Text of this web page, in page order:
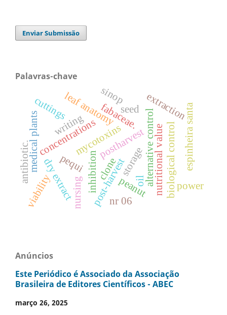
Enviar Submissão
Palavras-chave
concentrations
inhibition
postharvestalternative control
extraction
nutritional value
oil
pequi biological control
post-harvest
mycotoxins
peanut
leaf anatomyfabaceae.
writing espinheira santa
dry extractnursing
storage
seed
viability
cuttings
clone
medical plants
sinop
antibiotic.
nr 06
power
Anúncios
Este Periódico é Associado da Associação
Brasileira de Editores Científicos - ABEC
março 26, 2025